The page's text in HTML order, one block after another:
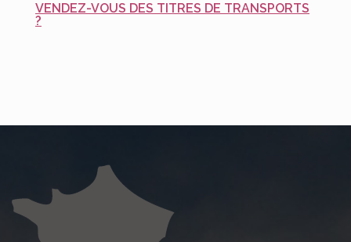
VENDEZ-VOUS DES TITRES DE TRANSPORTS
?